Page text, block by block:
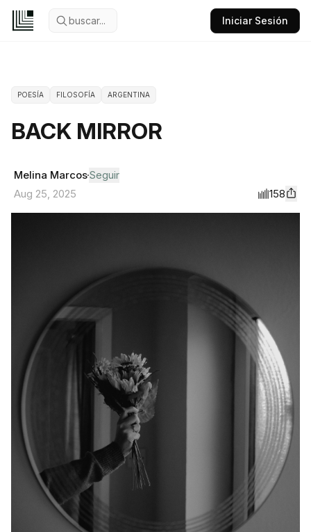
buscar... Iniciar Sesión
POESÍA FILOSOFÍA ARGENTINA
BACK MIRROR
Melina MarcosSeguir
Aug 25, 2025
158